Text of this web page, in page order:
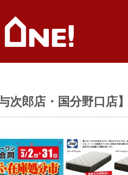
次郎店・国分野口店